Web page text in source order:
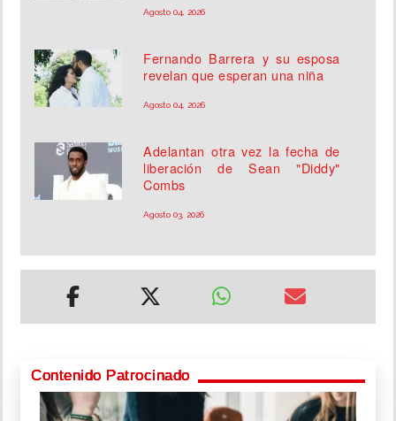
Agosto 04, 2026
Fernando Barrera y su esposa
revelan que esperan una niña
Agosto 04, 2026
Adelantan otra vez la fecha de
liberación de Sean "Diddy"
Combs
Agosto 03, 2026
Contenido Patrocinado